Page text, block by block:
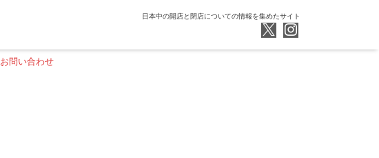
日本中の開店と閉店についての情報を集めたサイト
お問い合わせ